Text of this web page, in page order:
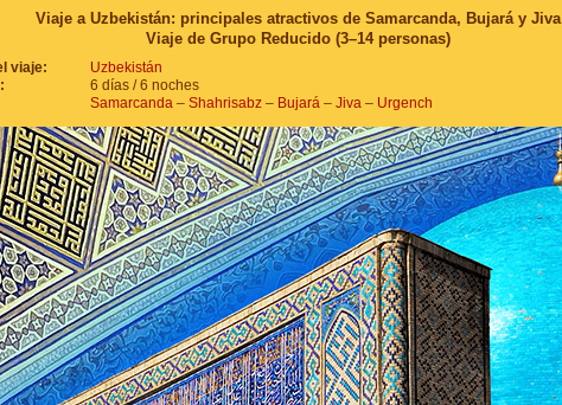
Viaje a Uzbekistán: principales atractivos de Samarcanda, Bujará y Jiva
Viaje de Grupo Reducido (3–14 personas)
viaje: Uzbekistán
6 días / 6 noches
Samarcanda – Shahrisabz – Bujará – Jiva – Urgench